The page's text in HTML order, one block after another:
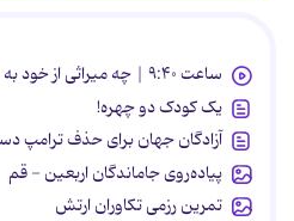
ساعت ۹:۴۰ | چه میراثی از خود به جای گذاشت؟
یک کودک دو چهره!
آزادگان جهان برای حذف ترامپ
پیاده‌روی جاماندگان اربعین - قم
تمرین رزمی تکاوران ارتش